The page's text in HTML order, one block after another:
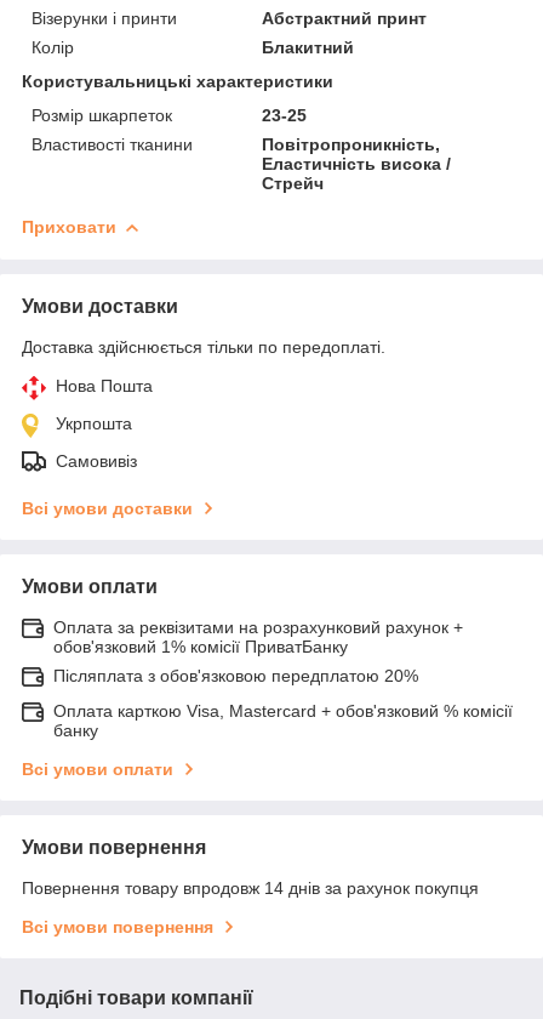
Візерунки і принти
Абстрактний принт
Колір
Блакитний
Користувальницькі характеристики
Розмір шкарпеток
23-25
Властивості тканини
Повітропроникність,
Еластичність висока /
Стрейч
Приховати
Умови доставки
Доставка здійснюється тільки по передоплаті.
Нова Пошта
Укрпошта
Самовивіз
Всі умови доставки
Умови оплати
Оплата за реквізитами на розрахунковий рахунок +
обов'язковий 1% комісії ПриватБанку
Післяплата з обов'язковою передплатою 20%
Оплата карткою Visa, Mastercard + обов'язковий % комісії
банку
Всі умови оплати
Умови повернення
Повернення товару впродовж 14 днів за рахунок покупця
Всі умови повернення
Подібні товари компанії